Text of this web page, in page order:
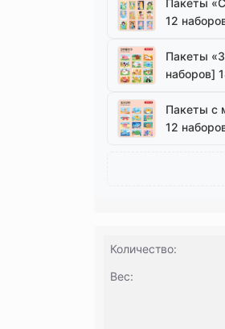
Пакеты
12
Пакеты
наборов]
Пакеты с
12
Количество:
Вес: